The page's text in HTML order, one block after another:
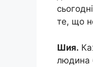
те, що
Шия.
людина